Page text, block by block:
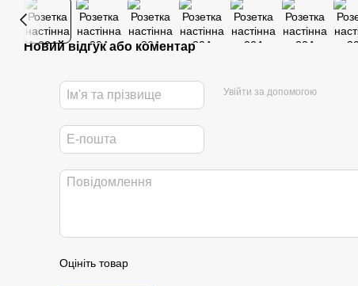
Новий відгук або коментар
Увійти за допомогою
Оцініть товар